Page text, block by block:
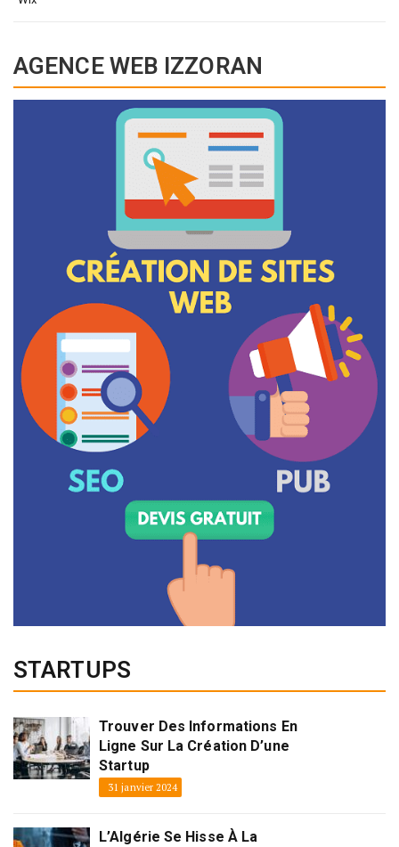
AGENCE WEB IZZORAN
STARTUPS
Trouver Des Informations En
Ligne Sur La Création D’une
Startup
31 janvier 2024
L’Algérie Se Hisse À La